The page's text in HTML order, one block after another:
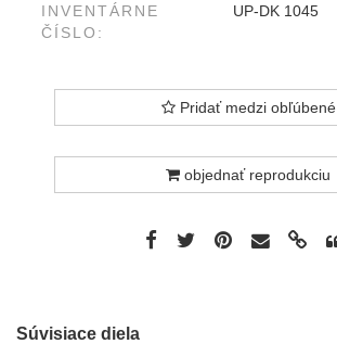
INVENTÁRNE
ČÍSLO:
UP-DK 1045
Pridať medzi obľúbené
objednať reprodukciu
Súvisiace diela